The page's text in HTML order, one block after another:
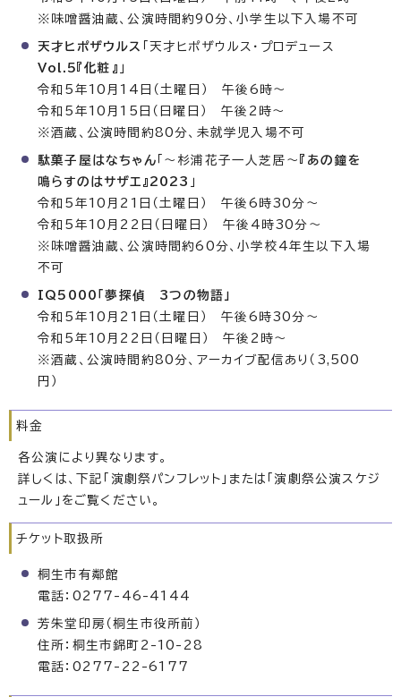
※味噌醤油蔵、公演時間約90分、小学生以下入場不可
天才ヒポザウルス 「天才ヒポザウルス・プロデュース
Vol.5『化粧』 」
令和5年10月14日（土曜日） 午後6時～
令和5年10月15日（日曜日） 午後2時～
※酒蔵、公演時間約80分、未就学児入場不可
駄菓子屋はなちゃん 「～杉浦花子一人芝居～ 『あの鐘を
鳴らすのはサザエ』2023 」
令和5年10月21日（土曜日） 午後6時30分～
令和5年10月22日（日曜日） 午後4時30分～
※味噌醤油蔵、公演時間約60分、小学校4年生以下入場
不可
IQ5000「夢探偵 3つの物語」
令和5年10月21日（土曜日） 午後6時30分～
令和5年10月22日（日曜日） 午後2時～
※酒蔵、公演時間約80分、アーカイブ配信あり（3,500
円）
料金
各公演により異なります。
詳しくは、下記「演劇祭パンフレット」または「演劇祭公演スケジ
ュール」をご覧ください。
チケット取扱所
桐生市有鄰館
電話：0277-46-4144
芳朱堂印房（桐生市役所前）
住所：桐生市錦町2-10-28
電話：0277-22-6177